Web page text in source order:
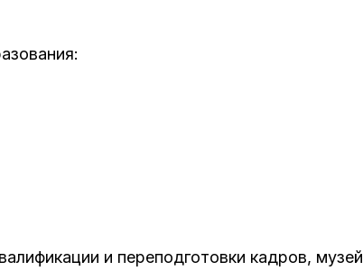
и переподготовки кадров, музей